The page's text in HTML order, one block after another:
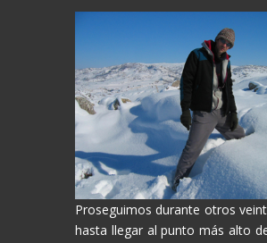
Proseguimos durante otros
hasta llegar al punto más alto